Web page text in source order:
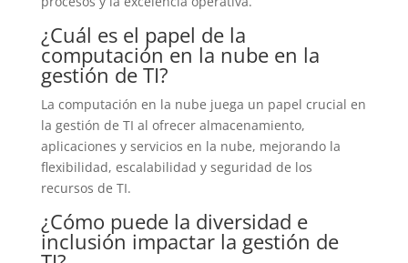
¿Cuál es el papel de la
computación en la nube en la
gestión de TI?
La computación en la nube juega un papel crucial en
la gestión de TI al ofrecer almacenamiento,
aplicaciones y servicios en la nube, mejorando la
flexibilidad, escalabilidad y seguridad de los
recursos de TI.
¿Cómo puede la diversidad e
inclusión impactar la gestión de